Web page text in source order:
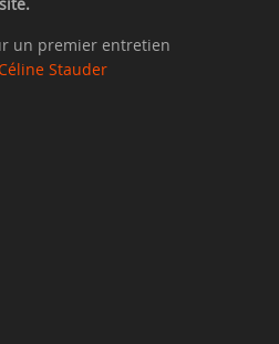
un premier entretien
Stauder